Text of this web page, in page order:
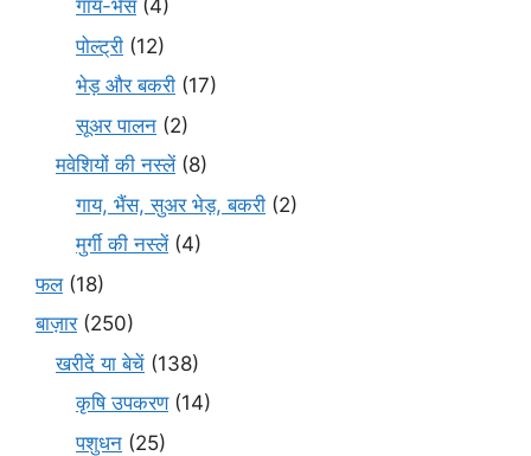
गाय-भैंस(4)
पोल्ट्री (12)
भेड़ और बकरी (17)
सूअर पालन (2)
मवेशियों की नस्लें(8)
गाय, भैंस, सुअर भेड़, बकरी (2)
मुर्गी की नस्लें(4)
फल(18)
बाज़ार(250)
खरीदें या बेचें (138)
कृषि उपकरण(14)
पशुधन (25)